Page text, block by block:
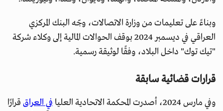
وبناءً على تعليمات من وزارة الاتصالات، وجّه البنك المركزي
العراقي في ديسمبر 2024 بوقف الحوالات المالية إلى وكلاء شركة
"تيك توك" داخل البلاد، وفقًا لوثيقة رسمية.
قرارات قضائية سابقة
وفي مارس 2024، أصدرت المحكمة الاتحادية العليا في العراق قرارًا